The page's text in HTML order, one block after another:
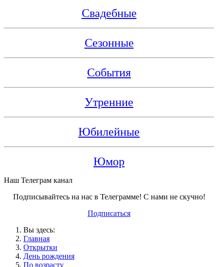
Свадебные
Сезонные
События
Утренние
Юбилейные
Юмор
Наш Телеграм канал
Подписывайтесь на нас в Телеграмме! С нами не скучно!
Подписаться
Вы здесь:
Главная
Открытки
День рождения
По возрасту